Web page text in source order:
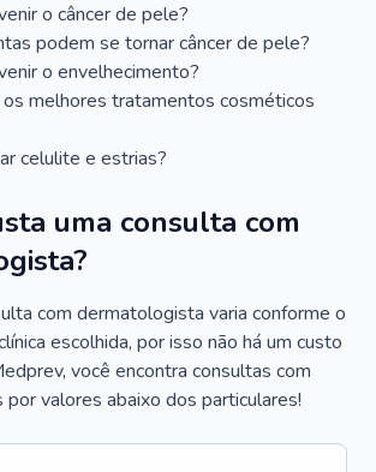
o câncer de pele?
podem se tornar câncer de pele?
o envelhecimento?
os melhores tratamentos cosméticos
celulite e estrias?
uma consulta com
com dermatologista varia conforme o
escolhida, por isso não há um custo
você encontra consultas com
valores abaixo dos particulares!